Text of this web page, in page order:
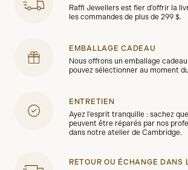
Raffi Jewellers est fier d'offrir la
les commandes de plus de 299 $.
EMBALLAGE CADEAU
Nous offrons un emballage
pouvez sélectionner au moment
ENTRETIEN
Ayez l'esprit tranquille : sachez
peuvent être réparés par nos
dans notre atelier de Cambridge.
RETOUR OU ÉCHANGE DANS